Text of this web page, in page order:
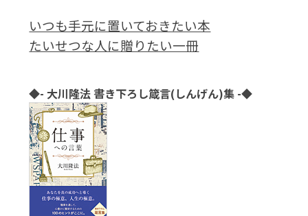
いつも手元に置いておきたい本
たいせつな人に贈りたい一冊
◆- 大川隆法 書き下ろし箴言(しんげん)集 -◆